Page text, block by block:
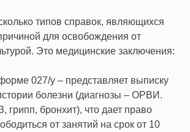
типов справок, являющихся
для освобождения от
Это медицинские заключения:
027/у – представляет выписку
болезни (диагнозы – ОРВИ.
грипп, бронхит), что дает право
от занятий на срок от 10